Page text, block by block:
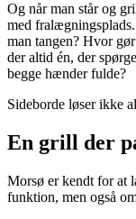
Og når man står og
med
man tangen? Hvor
der altid én, der
begge hænder fulde?
Sideborde løser ikke
En grill der
Morsø er kendt for at
funktion, men også